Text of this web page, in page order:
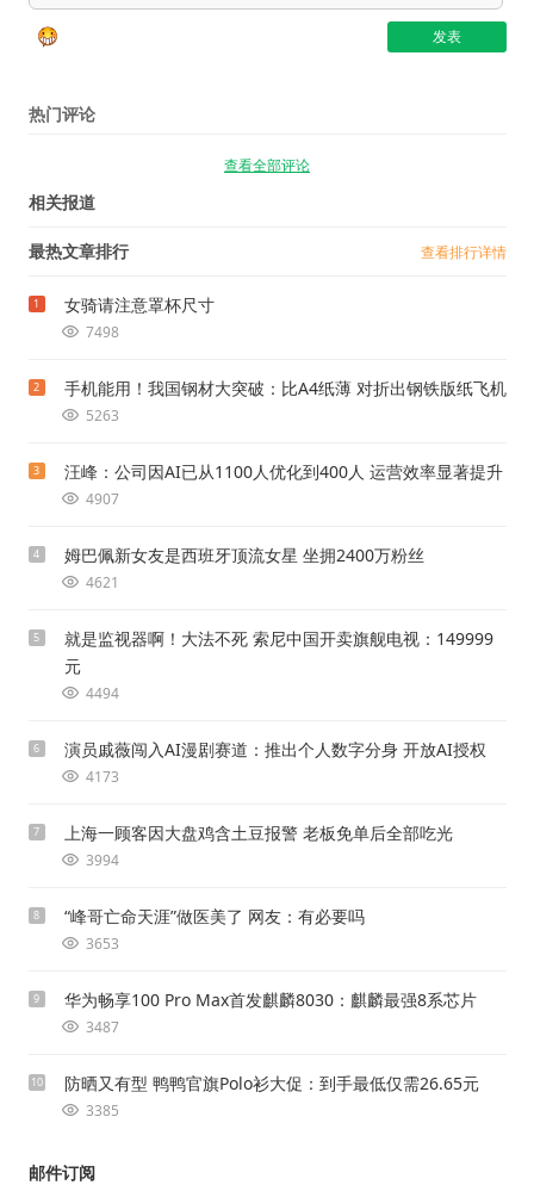
热门评论
查看全部评论
相关报道
最热文章排行 查看排行详情
1 女骑请注意罩杯尺寸
7498
2 手机能用！我国钢材大突破：比A4纸薄 对折出钢铁版纸飞机
5263
3 汪峰：公司因AI已从1100人优化到400人 运营效率显著提升
4907
4 姆巴佩新女友是西班牙顶流女星 坐拥2400万粉丝
4621
5
就是监视器啊！大法不死 索尼中国开卖旗舰电视：149999
元
4494
6 演员戚薇闯入AI漫剧赛道：推出个人数字分身 开放AI授权
4173
7 上海一顾客因大盘鸡含土豆报警 老板免单后全部吃光
3994
8 “峰哥亡命天涯”做医美了 网友：有必要吗
3653
9 华为畅享100 Pro Max首发麒麟8030：麒麟最强8系芯片
3487
10 防晒又有型 鸭鸭官旗Polo衫大促：到手最低仅需26.65元
3385
邮件订阅